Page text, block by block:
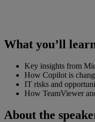
What you’ll
Key insights from
How Copilot is
IT risks and
How TeamViewer
About the